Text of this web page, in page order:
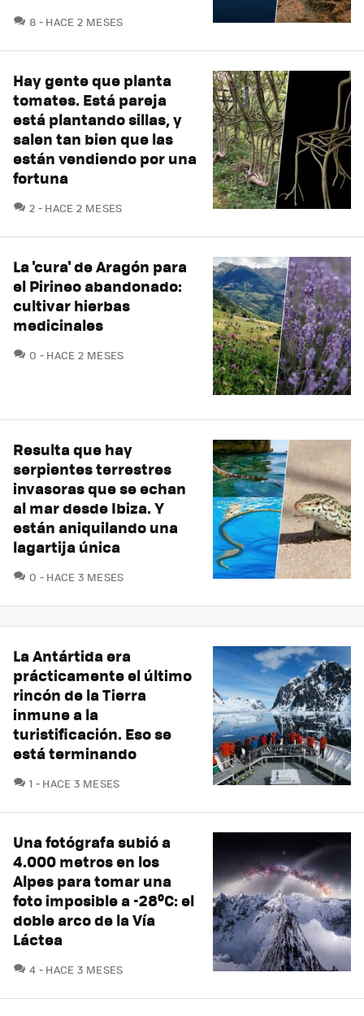
8 COMENTARIOS
HACE 2 MESES
Hay gente que planta
tomates. Está pareja
está plantando sillas, y
salen tan bien que las
están vendiendo por una
fortuna
2 COMENTARIOS
HACE 2 MESES
La 'cura' de Aragón para
el Pirineo abandonado:
cultivar hierbas
medicinales
0 COMENTARIOS
HACE 2 MESES
Resulta que hay
serpientes terrestres
invasoras que se echan
al mar desde Ibiza. Y
están aniquilando una
lagartija única
0 COMENTARIOS
HACE 3 MESES
La Antártida era
prácticamente el último
rincón de la Tierra
inmune a la
turistificación. Eso se
está terminando
1 COMENTARIOS
HACE 3 MESES
Una fotógrafa subió a
4.000 metros en los
Alpes para tomar una
foto imposible a -28ºC: el
doble arco de la Vía
Láctea
4 COMENTARIOS
HACE 3 MESES